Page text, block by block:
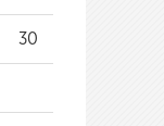
30